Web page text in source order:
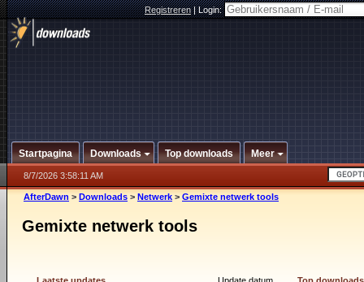
Registreren|Login:
Startpagina Downloads Top downloads Meer
8/7/2026 3:58:11 AM
AfterDawn > Downloads > Netwerk > Gemixte netwerk tools
Gemixte netwerk tools